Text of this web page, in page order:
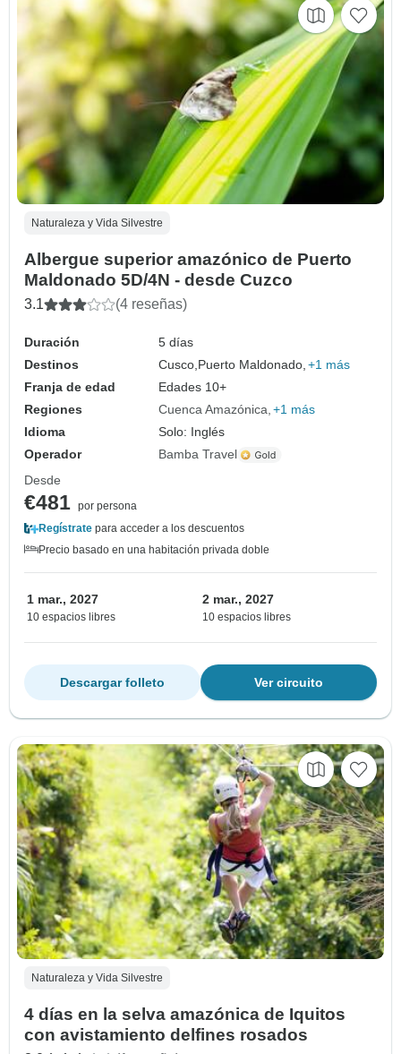
Naturaleza y Vida Silvestre
Albergue superior amazónico de Puerto
Maldonado 5D/4N - desde Cuzco
3.1 (4 reseñas)
Duración
5 días
Destinos
Cusco,Puerto Maldonado, +1 más
Franja de edad
Edades 10+
Regiones
Cuenca Amazónica +1 más
Idioma
Solo: Inglés
Operador
Bamba Travel
Desde
€481 por persona
Regístrate para acceder a los descuentos
Precio basado en una habitación privada doble
1 mar., 2027
10 espacios libres
2 mar., 2027
10 espacios libres
Ver circuito
Descargar folleto
Naturaleza y Vida Silvestre
4 días en la selva amazónica de Iquitos
con avistamiento delfines rosados